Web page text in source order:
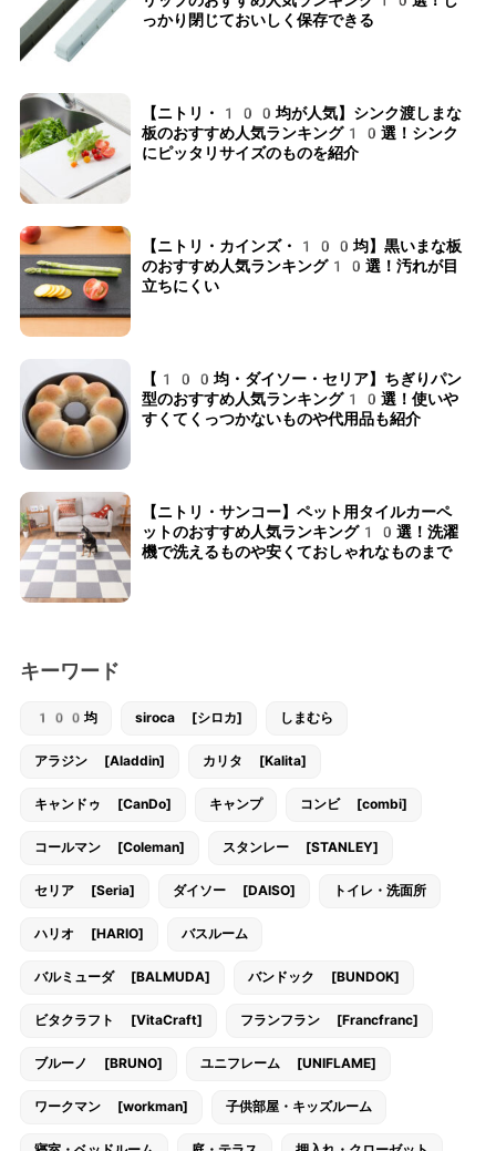
っかり閉じておいしく保存できる
【ニトリ・100均が人気】シンク渡しまな
板のおすすめ人気ランキング10選！シンク
にピッタリサイズのものを紹介
【ニトリ・カインズ・100均】黒いまな板
のおすすめ人気ランキング10選！汚れが目
立ちにくい
【100均・ダイソー・セリア】ちぎりパン
型のおすすめ人気ランキング10選！使いや
すくてくっつかないものや代用品も紹介
【ニトリ・サンコー】ペット用タイルカーペ
ットのおすすめ人気ランキング10選！洗濯
機で洗えるものや安くておしゃれなものまで
キーワード
100均 siroca [シロカ] しまむら
アラジン [Aladdin] カリタ [Kalita]
キャンドゥ [CanDo] キャンプ コンビ [combi]
コールマン [Coleman] スタンレー [STANLEY]
セリア [Seria] ダイソー [DAISO] トイレ・洗面所
ハリオ [HARIO] バスルーム
バルミューダ [BALMUDA] バンドック [BUNDOK]
ビタクラフト [VitaCraft] フランフラン [Francfranc]
ブルーノ [BRUNO] ユニフレーム [UNIFLAME]
ワークマン [workman] 子供部屋・キッズルーム